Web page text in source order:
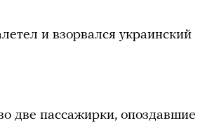
и взорвался украинский
две пассажирки, опоздавшие